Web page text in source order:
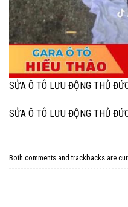
SỬA Ô TÔ LƯU ĐỘNG THỦ
SỬA Ô TÔ LƯU ĐỘNG THỦ
Both comments and trackbacks are